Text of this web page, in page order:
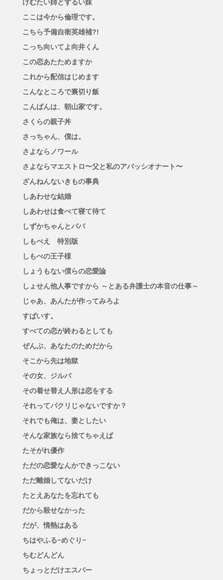
けむたい姉とずるい妹
ここは今から倫理です。
こちら予備自衛英雄補?!
こっち向いてよ向井くん
この恋あたためますか
これから配信はじめます
こんなところで裏切り飯
こんばんは、朝山家です。
さくらの親子丼
さっちゃん、僕は。
さよならノワール
さよならマエストロ〜父と私のアパッシオナート〜
ざんねんないきもの事典
しあわせな結婚
しあわせは食べて寝て待て
しずかちゃんとパパ
しもべえ 特別版
しもべの王子様
しょうもない僕らの恋愛論
しょせん他人事ですから ～とある弁護士の本音の仕事～
じゃあ、あんたが作ってみろよ
すぱいす。
すべての恋が終わるとしても
ぜんぶ、あなたのためだから
そこから先は地獄
その女、ジルバ
その着せ替え人形は恋をする
それってパクリじゃないですか？
それでも俺は、妻としたい
そんな家族なら捨てちゃえば
たそがれ優作
ただの恋愛なんかできっこない
ただ離婚してないだけ
たとえあなたを忘れても
だから殺せなかった
だが、情熱はある
ちはやふる−めぐり−
ちむどんどん
ちょっとだけエスパー